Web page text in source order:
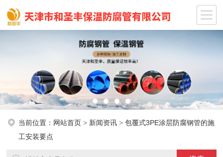
当前位置： 网站首页 > 新闻资讯 > 包覆式3PE涂层防腐钢管的施
工安装要点